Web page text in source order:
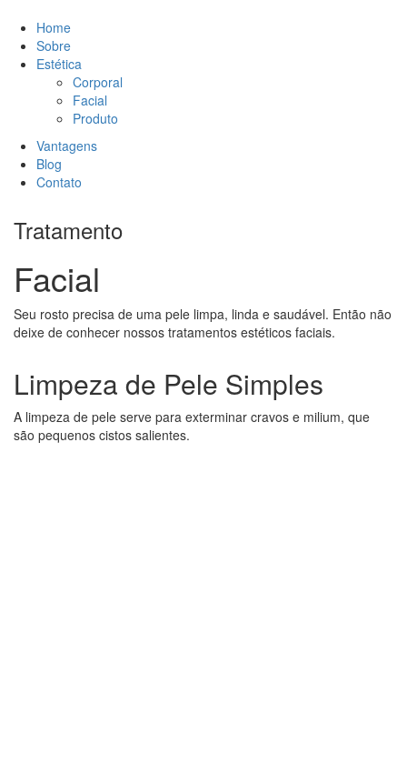
Home
Sobre
Estética
Corporal
Facial
Produto
Vantagens
Blog
Contato
Tratamento
Facial
Seu rosto precisa de uma pele limpa, linda e saudável. Então não
deixe de conhecer nossos tratamentos estéticos faciais.
Limpeza de Pele Simples
A limpeza de pele serve para exterminar cravos e milium, que
são pequenos cistos salientes.